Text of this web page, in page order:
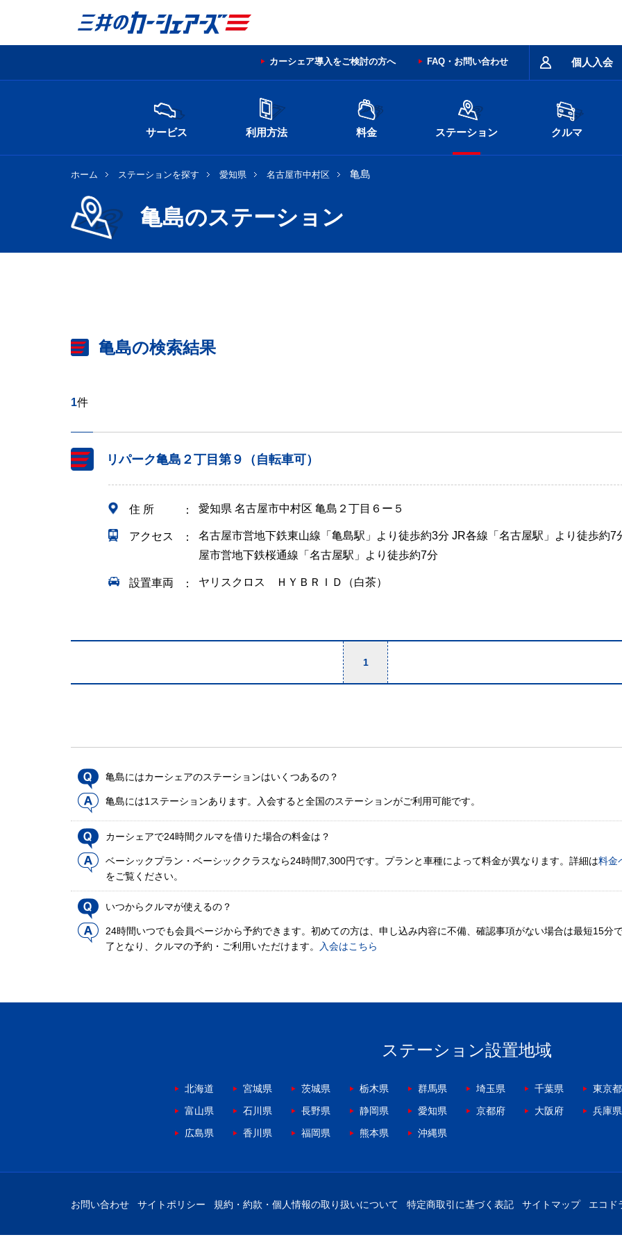
個人入会
カーシェア導入をご検討の方へ FAQ・お問い合わせ
サービス 利用方法 料金 ステーション クルマ
ホーム ステーションを探す 愛知県 名古屋市中村区 亀島
亀島のステーション
亀島の検索結果
1件
リパーク亀島２丁目第９（自転車可）
住 所 愛知県 名古屋市中村区 亀島２丁目６ー５
アクセス
名古屋市営地下鉄東山線「亀島駅」より徒歩約3分 JR各線「名古屋駅」より徒歩約7
屋市営地下鉄桜通線「名古屋駅」より徒歩約7分
設置車両 ヤリスクロス ＨＹＢＲＩＤ（白茶）
1
亀島にはカーシェアのステーションはいくつあるの？
亀島には1ステーションあります。入会すると全国のステーションがご利用可能です。
カーシェアで24時間クルマを借りた場合の料金は？
ベーシックプラン・ベーシッククラスなら24時間7,300円です。プランと車種によって料金が異なります。詳細は料金
をご覧ください。
いつからクルマが使えるの？
24時間いつでも会員ページから予約できます。初めての方は、申し込み内容に不備、確認事項がない場合は最短15分
了となり、クルマの予約・ご利用いただけます。
入会はこちら
ステーション設置地域
北海道 宮城県 茨城県 栃木県 群馬県 埼玉県 千葉県 東京都
富山県
石川県 長野県 静岡県 愛知県 京都府 大阪府 兵庫県
広島県
香川県 福岡県 熊本県 沖縄県
お問い合わせ サイトポリシー 規約・約款・個人情報の取り扱いについて 特定商取引に基づく表記 サイトマップ エコド